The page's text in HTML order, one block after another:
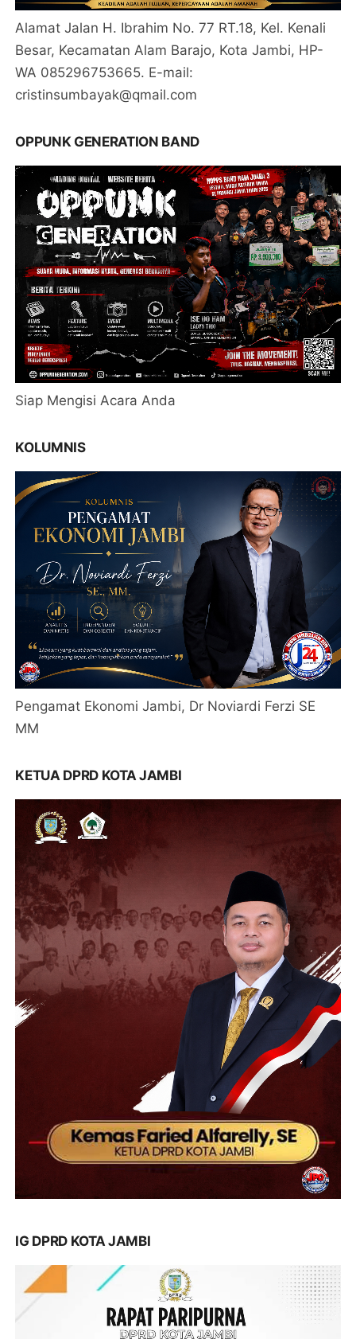
Alamat Jalan H. Ibrahim No. 77 RT.18, Kel. Kenali
Besar, Kecamatan Alam Barajo, Kota Jambi, HP-
WA 085296753665. E-mail:
cristinsumbayak@qmail.com
OPPUNK GENERATION BAND
Siap Mengisi Acara Anda
KOLUMNIS
Pengamat Ekonomi Jambi, Dr Noviardi Ferzi SE
MM
KETUA DPRD KOTA JAMBI
IG DPRD KOTA JAMBI